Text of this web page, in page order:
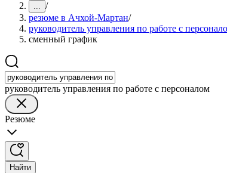
... /
резюме в Ачхой-Мартан/
руководитель управления по работе с
сменный график
руководитель управления по работе с персоналом
Резюме
Найти